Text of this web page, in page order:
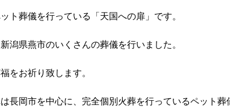
ト葬儀を行っている「天国への扉」です。
潟県燕市のいくさんの葬儀を行いました。
をお祈り致します。
長岡市を中心に、完全個別火葬を行っているペット